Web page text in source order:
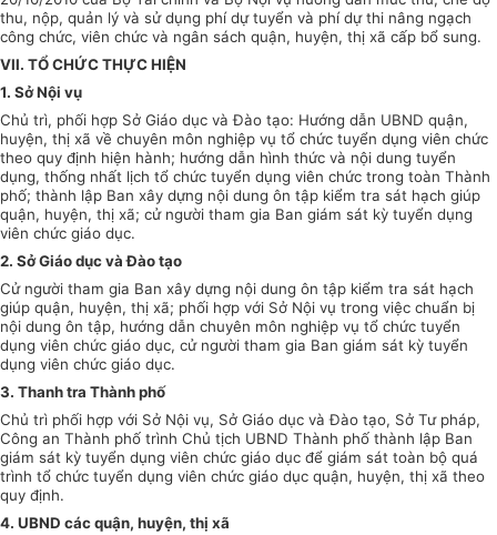
thu, nộp, quản lý và sử dụng phí dự tuyển và phí dự thi nâng ngạch
công chức, viên chức và ngân sách quận, huyện, thị xã cấp bổ sung.
VII. TỔ CHỨC THỰC HIỆN
1. Sở Nội vụ
Chủ trì, phối hợp Sở Giáo dục và Đào tạo: Hướng dẫn UBND quận,
huyện, thị xã về chuyên môn nghiệp vụ tổ chức tuyển dụng viên chức
theo quy định hiện hành; hướng dẫn hình thức và nội dung tuyển
dụng, thống nhất lịch tổ chức tuyển dụng viên chức trong toàn Thành
phố; thành lập Ban xây dựng nội dung ôn tập kiểm tra sát hạch giúp
quận, huyện, thị xã; cử người tham gia Ban giám sát kỳ tuyển dụng
viên chức giáo dục.
2. Sở Giáo dục và Đào tạo
Cử người tham gia Ban xây dựng nội dung ôn tập kiểm tra sát hạch
giúp quận, huyện, thị xã; phối hợp với Sở Nội vụ trong việc chuẩn bị
nội dung ôn tập, hướng dẫn chuyên môn nghiệp vụ tổ chức tuyển
dụng viên chức giáo dục, cử người tham gia Ban giám sát kỳ tuyển
dụng viên chức giáo dục.
3. Thanh tra Thành phố
Chủ trì phối hợp với Sở Nội vụ, Sở Giáo dục và Đào tạo, Sở Tư pháp,
Công an Thành phố trình Chủ tịch UBND Thành phố thành lập Ban
giám sát kỳ tuyển dụng viên chức giáo dục để giám sát toàn bộ quá
trình tổ chức tuyển dụng viên chức giáo dục quận, huyện, thị xã theo
quy định.
4. UBND các quận, huyện, thị xã